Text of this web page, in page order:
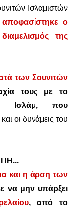
Ισλαμιστών
αποφασίστηκε ο
της
των Σουνιτών
τους με το
Ισλάμ, που
και οι δυνάμεις του
και η άρση των
να μην υπάρξει
, από το